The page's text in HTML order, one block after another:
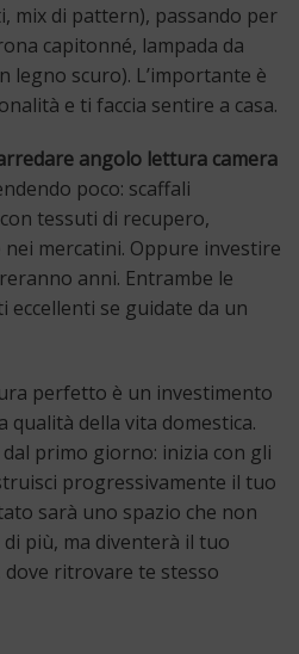
mix di pattern), passando per
capitonné, lampada da
scuro). L’importante è
e ti faccia sentire a casa.
angolo lettura camera
poco: scaffali
tessuti di recupero,
mercatini. Oppure investire
anni. Entrambe le
se guidate da un
perfetto è un investimento
qualità della vita domestica.
primo giorno: inizia con gli
progressivamente il tuo
sarà uno spazio che non
più, ma diventerà il tuo
ritrovare te stesso